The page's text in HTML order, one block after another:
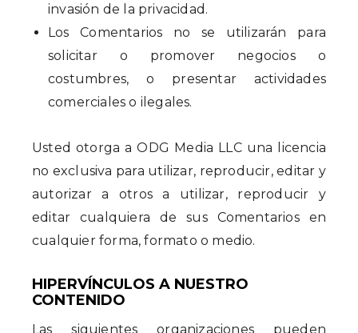
invasión de la privacidad.
Los Comentarios no se utilizarán para
solicitar o promover negocios o
costumbres, o presentar actividades
comerciales o ilegales.
Usted otorga a ODG Media LLC una licencia
no exclusiva para utilizar, reproducir, editar y
autorizar a otros a utilizar, reproducir y
editar cualquiera de sus Comentarios en
cualquier forma, formato o medio.
HIPERVÍNCULOS A NUESTRO
CONTENIDO
Las siguientes organizaciones pueden